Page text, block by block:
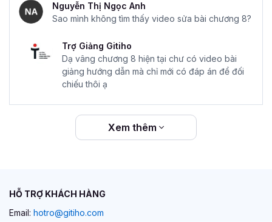
Nguyễn Thị Ngọc Anh
Sao mình không tìm thấy video sửa bài chương 8?
Trợ Giảng Gitiho
Dạ vâng chương 8 hiện tại chư có video bài
giảng hướng dẫn mà chỉ mới có đáp án để đối
chiếu thôi ạ
Xem thêm
HỖ TRỢ KHÁCH HÀNG
Email: hotro@gitiho.com